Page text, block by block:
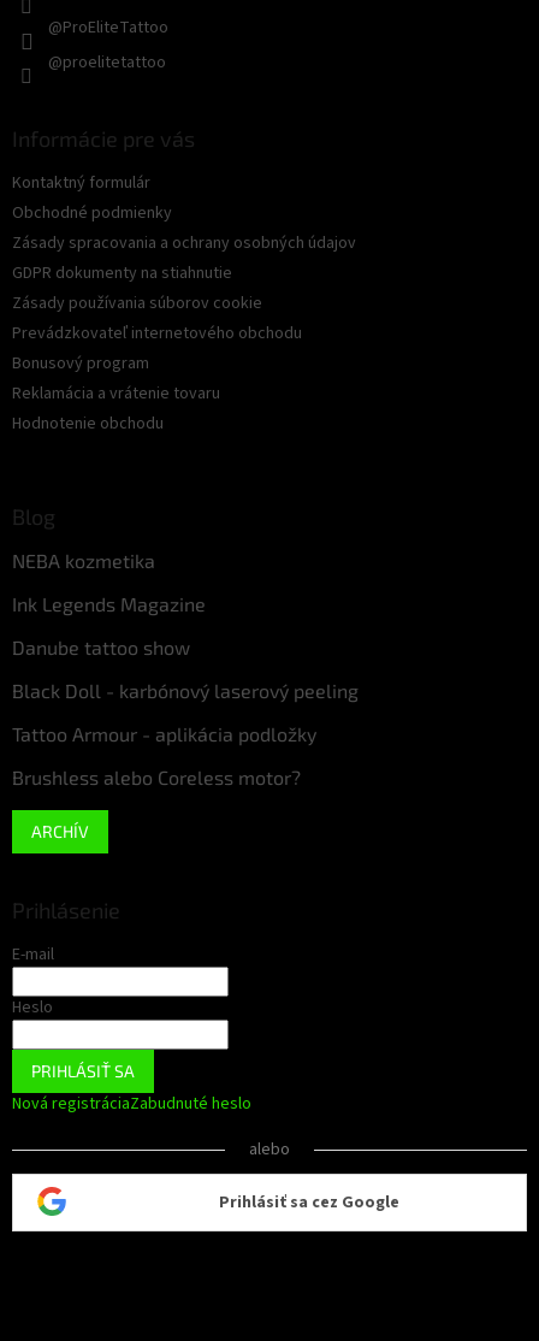
@ProEliteTattoo
@proelitetattoo
Informácie pre vás
Kontaktný formulár
Obchodné podmienky
Zásady spracovania a ochrany osobných údajov
GDPR dokumenty na stiahnutie
Zásady používania súborov cookie
Prevádzkovateľ internetového obchodu
Bonusový program
Reklamácia a vrátenie tovaru
Hodnotenie obchodu
Blog
NEBA kozmetika
Ink Legends Magazine
Danube tattoo show
Black Doll - karbónový laserový peeling
Tattoo Armour - aplikácia podložky
Brushless alebo Coreless motor?
ARCHÍV
Prihlásenie
E-mail
Heslo
PRIHLÁSIŤ SA
Nová registráciaZabudnuté heslo
alebo
Prihlásiť sa cez Google